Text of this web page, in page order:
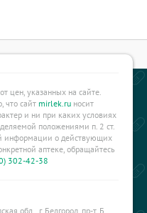
цен, указанных на сайте.
что сайт mirlek.ru носит
и ни при каких условиях
положениями п. 2 ст.
информации о действующих
аптеке, обращайтесь
302-42-38
обл., г. Белгород, пр-т. Б.